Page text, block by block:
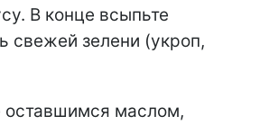
В конце всыпьте
свежей зелени (укроп,
оставшимся маслом,